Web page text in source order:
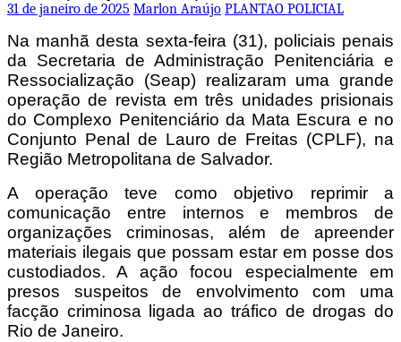
31 de janeiro de 2025 Marlon Araújo PLANTAO POLICIAL
Na manhã desta sexta-feira (31), policiais penais
da Secretaria de Administração Penitenciária e
Ressocialização (Seap) realizaram uma grande
operação de revista em três unidades prisionais
do Complexo Penitenciário da Mata Escura e no
Conjunto Penal de Lauro de Freitas (CPLF), na
Região Metropolitana de Salvador.
A operação teve como objetivo reprimir a
comunicação entre internos e membros de
organizações criminosas, além de apreender
materiais ilegais que possam estar em posse dos
custodiados. A ação focou especialmente em
presos suspeitos de envolvimento com uma
facção criminosa ligada ao tráfico de drogas do
Rio de Janeiro.